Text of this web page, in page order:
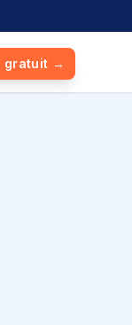
gratuit →